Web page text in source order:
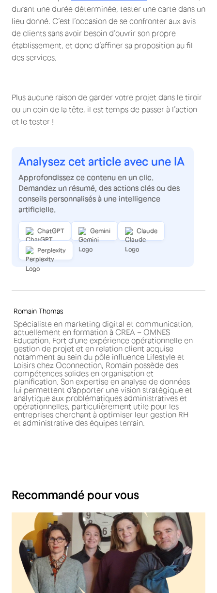
durant une durée déterminée, tester une carte dans un
lieu donné. C’est l’occasion de se confronter aux avis
de clients sans avoir besoin d’ouvrir son propre
établissement, et donc d’affiner sa proposition au fil
des services.
Plus aucune raison de garder votre projet dans le tiroir
ou un coin de la tête, il est temps de passer à l’action
et le tester !
Analysez cet article avec une IA
Approfondissez ce contenu en un clic.
Demandez un résumé, des actions clés ou des
conseils personnalisés à une intelligence
artificielle.
ChatGPT Gemini Claude
Perplexity
Romain Thomas
Spécialiste en marketing digital et communication,
actuellement en formation à CREA – OMNES
Education. Fort d'une expérience opérationnelle en
gestion de projet et en relation client acquise
notamment au sein du pôle influence Lifestyle et
Loisirs chez Oconnection, Romain possède des
compétences solides en organisation et
planification. Son expertise en analyse de données
lui permettent d'apporter une vision stratégique et
analytique aux problématiques administratives et
opérationnelles, particulièrement utile pour les
entreprises cherchant à optimiser leur gestion RH
et administrative des équipes terrain.
Recommandé pour vous